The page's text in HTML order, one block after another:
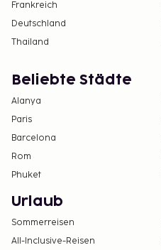
Frankreich
Deutschland
Thailand
Beliebte Städte
Alanya
Paris
Barcelona
Rom
Phuket
Urlaub
Sommerreisen
All-Inclusive-Reisen